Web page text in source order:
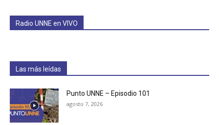
Radio UNNE en VIVO
Las más leídas
Punto UNNE – Episodio 101
agosto 7, 2026